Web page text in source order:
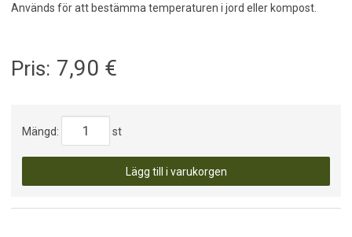
Används för att bestämma temperaturen i jord eller kompost.
Pris: 7,90 €
Mängd: st
Lägg till i varukorgen